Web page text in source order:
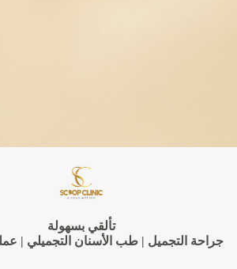
تألقي بسهولة
جراحة التجميل | طب الأسنان التجميلي |